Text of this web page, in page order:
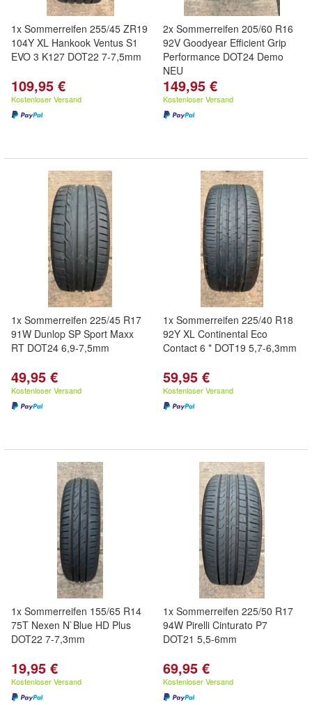
1x Sommerreifen 255/45 ZR19
104Y XL Hankook Ventus S1
EVO 3 K127 DOT22 7-7,5mm
109,95 €
Kostenloser Versand
2x Sommerreifen 205/60 R16
92V Goodyear Efficient Grip
Performance DOT24 Demo
NEU
149,95 €
Kostenloser Versand
1x Sommerreifen 225/45 R17
91W Dunlop SP Sport Maxx
RT DOT24 6,9-7,5mm
49,95 €
Kostenloser Versand
1x Sommerreifen 225/40 R18
92Y XL Continental Eco
Contact 6 * DOT19 5,7-6,3mm
59,95 €
Kostenloser Versand
1x Sommerreifen 155/65 R14
75T Nexen N`Blue HD Plus
DOT22 7-7,3mm
19,95 €
Kostenloser Versand
1x Sommerreifen 225/50 R17
94W Pirelli Cinturato P7
DOT21 5,5-6mm
69,95 €
Kostenloser Versand